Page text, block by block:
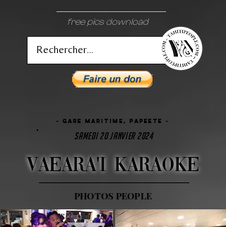
free pics download
- gare maritime, papeete -
SAMEDI 20 JANVIER 2024
Vaeara'i Karaoke
PHOTOS PEOPLE